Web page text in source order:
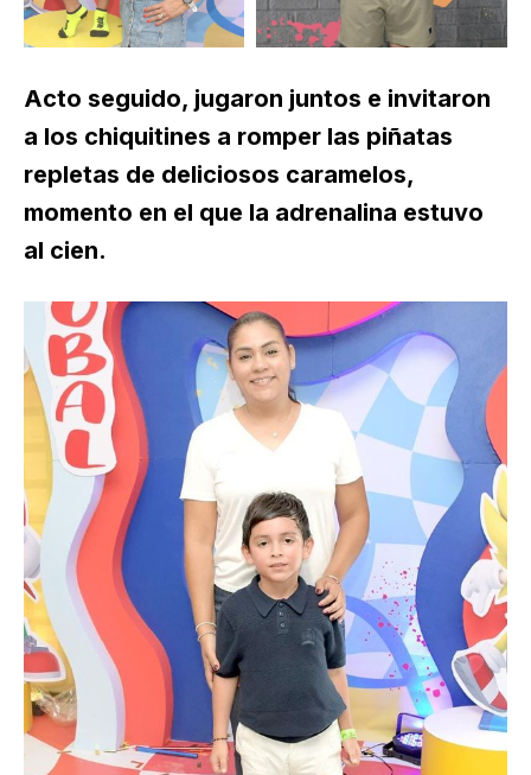
Acto seguido, jugaron juntos e invitaron
a los chiquitines a romper las piñatas
repletas de deliciosos caramelos,
momento en el que la adrenalina estuvo
al cien.